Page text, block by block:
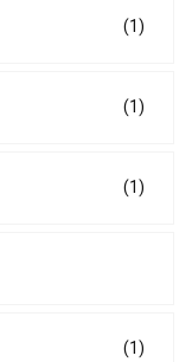
(1)
(1)
(1)
(1)